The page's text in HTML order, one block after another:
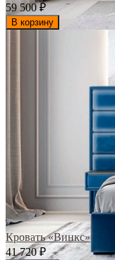
59 500₽
В корзину
Кровать «Винкс»
41 720₽